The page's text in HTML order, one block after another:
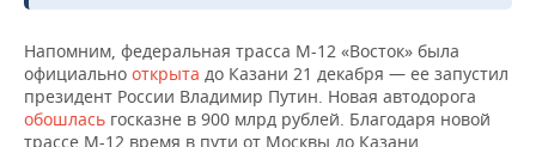
ФИГУРНОЕ КАТАНИЕ
МЕДИЦИНА
Напомним, федеральная трасса М-12 «Восток» была
официально открыта до Казани 21 декабря — ее запустил
президент России Владимир Путин. Новая автодорога
обошлась госказне в 900 млрд рублей. Благодаря новой
трассе М-12 время в пути от Москвы до Казани